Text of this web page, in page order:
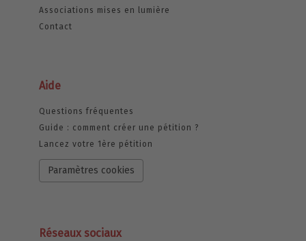
Associations mises en lumière
Contact
Aide
Questions fréquentes
Guide : comment créer une pétition ?
Lancez votre 1ère pétition
Paramètres cookies
Réseaux sociaux